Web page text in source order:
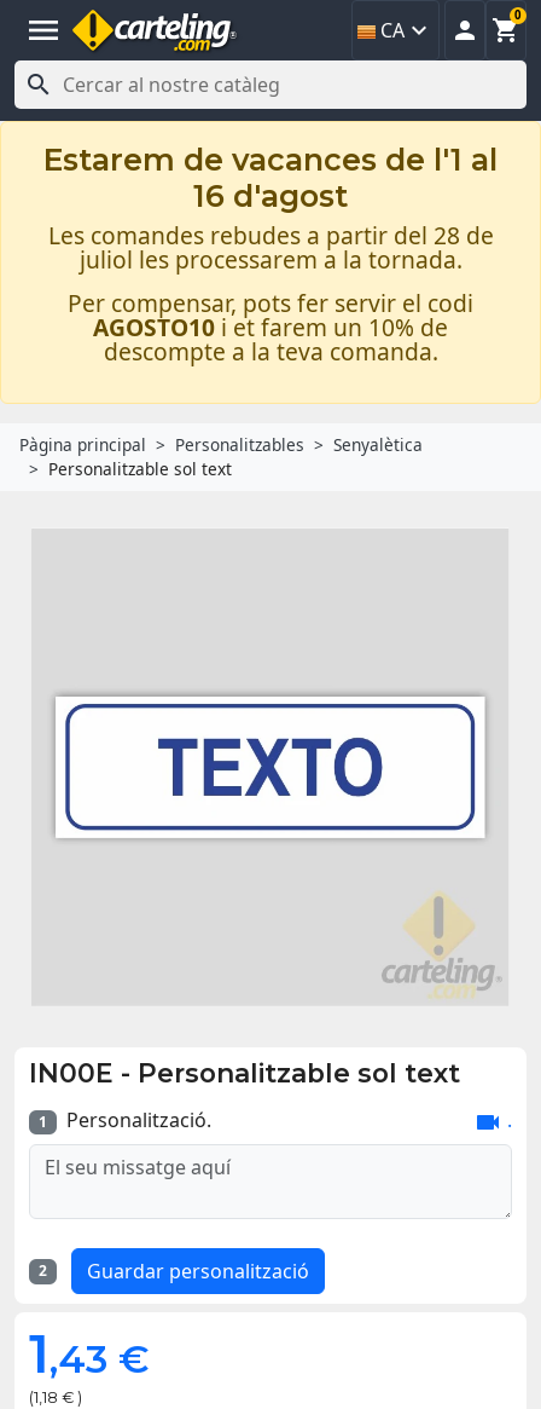
menu CA   
0

Estarem de vacances de l'1 al
16 d'agost
Les comandes rebudes a partir del 28 de
juliol les processarem a la tornada.
Per compensar, pots fer servir el codi
AGOSTO10 i et farem un 10% de
descompte a la teva comanda.
Pàgina principal Personalitzables
Senyalètica
Personalitzable sol text
IN00E - Personalitzable sol text
1 Personalització.  .
2 Guardar personalització
1,43 €
(1,18 € )